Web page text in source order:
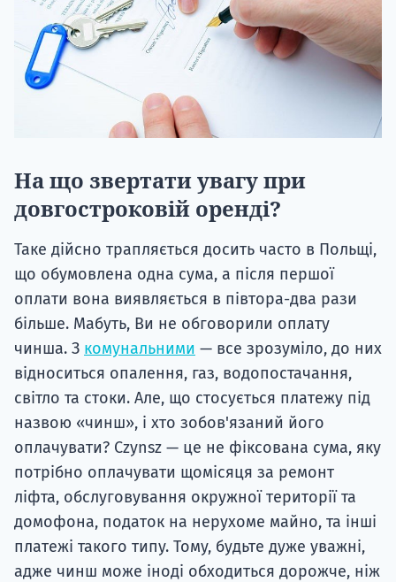
На що звертати увагу при
довгостроковій оренді?
Таке дійсно трапляється досить часто в Польщі,
що обумовлена ​​одна сума, а після першої
оплати вона виявляється в півтора-два рази
більше. Мабуть, Ви не обговорили оплату
чинша. З комунальними — все зрозуміло, до них
відноситься опалення, газ, водопостачання,
світло та стоки. Але, що стосується платежу під
назвою «чинш», і хто зобов'язаний його
оплачувати? Сzynsz — це не фіксована сума, яку
потрібно оплачувати щомісяця за ремонт
ліфта, обслуговування окружної території та
домофона, податок на нерухоме майно, та інші
платежі такого типу. Тому, будьте дуже уважні,
адже чинш може іноді обходиться дорожче, ніж